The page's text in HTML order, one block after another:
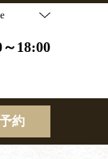
18:00
約